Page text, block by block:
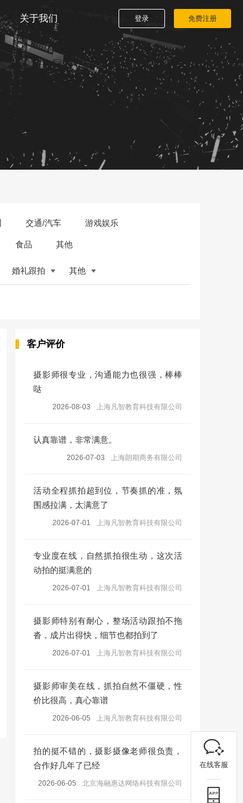
关于我们 登录 免费注册
交通/汽车 游戏娱乐
食品 其他
婚礼跟拍 其他
客户评价
摄影师很专业，沟通能力也很强，棒棒
哒
2026-08-03 上海凡智教育科技有限公司
认真靠谱，非常满意。
2026-07-03 上海朗期商务有限公司
活动全程抓拍超到位，节奏抓的准，氛
围感拉满，太满意了
2026-07-01 上海凡智教育科技有限公司
专业度在线，自然抓拍很生动，这次活
动拍的挺满意的
2026-07-01 上海凡智教育科技有限公司
摄影师特别有耐心，整场活动跟拍不拖
沓，成片出得快，细节也都拍到了
2026-07-01 上海凡智教育科技有限公司
摄影师审美在线，抓拍自然不僵硬，性
价比很高，真心靠谱
2026-06-05 上海凡智教育科技有限公司
拍的挺不错的，摄影摄像老师很负责，
合作好几年了已经
2026-06-05 北京海融惠达网络科技有限公司
在线客服